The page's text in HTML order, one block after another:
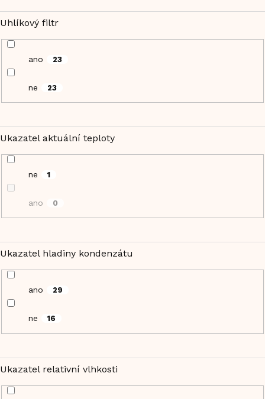
Uhlíkový filtr
ano 23
ne 23
Ukazatel aktuální teploty
ne 1
ano 0
Ukazatel hladiny kondenzátu
ano 29
ne 16
Ukazatel relativní vlhkosti